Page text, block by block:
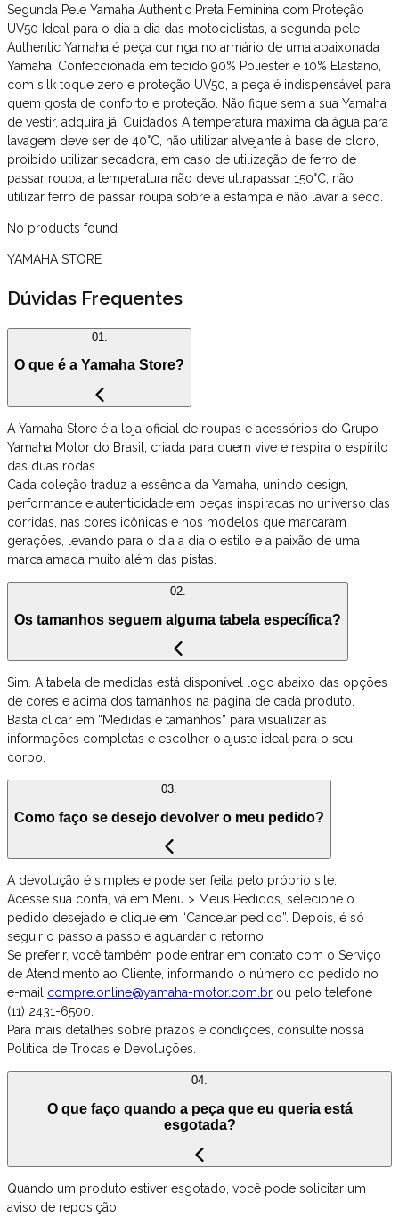
Segunda Pele Yamaha Authentic Preta Feminina com Proteção
UV50 Ideal para o dia a dia das motociclistas, a segunda pele
Authentic Yamaha é peça curinga no armário de uma apaixonada
Yamaha. Confeccionada em tecido 90% Poliéster e 10% Elastano,
com silk toque zero e proteção UV50, a peça é indispensável para
quem gosta de conforto e proteção. Não fique sem a sua Yamaha
de vestir, adquira já! Cuidados A temperatura máxima da água para
lavagem deve ser de 40°C, não utilizar alvejante à base de cloro,
proibido utilizar secadora, em caso de utilização de ferro de
passar roupa, a temperatura não deve ultrapassar 150°C, não
utilizar ferro de passar roupa sobre a estampa e não lavar a seco.
No products found
YAMAHA STORE
Dúvidas Frequentes
01.
O que é a Yamaha Store?
A Yamaha Store é a loja oficial de roupas e acessórios do Grupo
Yamaha Motor do Brasil, criada para quem vive e respira o espírito
das duas rodas.
Cada coleção traduz a essência da Yamaha, unindo design,
performance e autenticidade em peças inspiradas no universo das
corridas, nas cores icônicas e nos modelos que marcaram
gerações, levando para o dia a dia o estilo e a paixão de uma
marca amada muito além das pistas.
02.
Os tamanhos seguem alguma tabela específica?
Sim. A tabela de medidas está disponível logo abaixo das opções
de cores e acima dos tamanhos na página de cada produto.
Basta clicar em “Medidas e tamanhos” para visualizar as
informações completas e escolher o ajuste ideal para o seu
corpo.
03.
Como faço se desejo devolver o meu pedido?
A devolução é simples e pode ser feita pelo próprio site.
Acesse sua conta, vá em Menu > Meus Pedidos, selecione o
pedido desejado e clique em “Cancelar pedido”. Depois, é só
seguir o passo a passo e aguardar o retorno.
Se preferir, você também pode entrar em contato com o Serviço
de Atendimento ao Cliente, informando o número do pedido no
e-mail compre.online@yamaha-motor.com.br ou pelo telefone
(11) 2431-6500.
Para mais detalhes sobre prazos e condições, consulte nossa
Política de Trocas e Devoluções.
04.
O que faço quando a peça que eu queria está
esgotada?
Quando um produto estiver esgotado, você pode solicitar um
aviso de reposição.